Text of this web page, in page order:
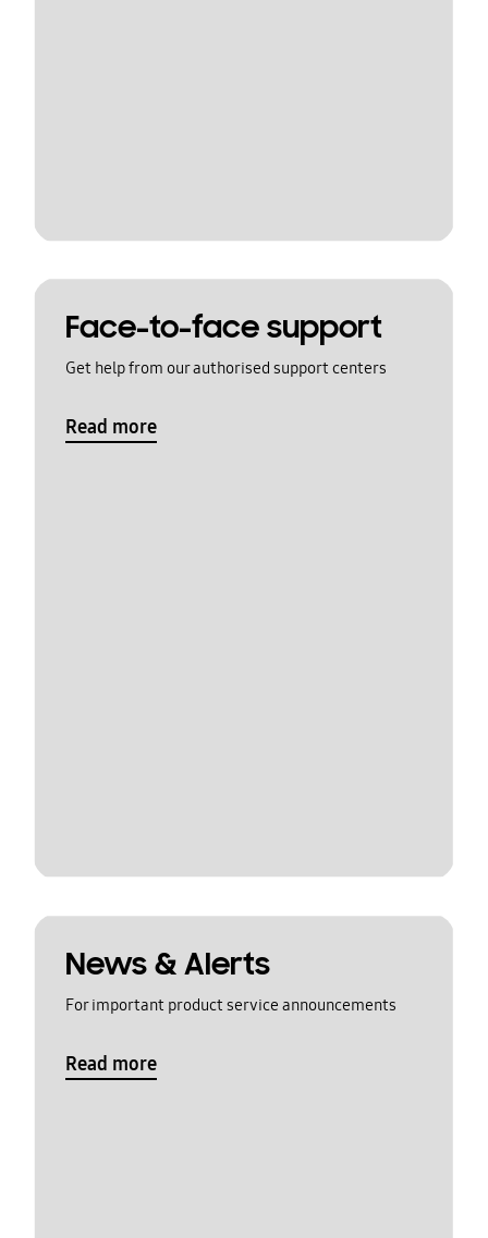
Face-to-face support
Get help from our authorised support centers
Read more
News & Alerts
For important product service announcements
Read more